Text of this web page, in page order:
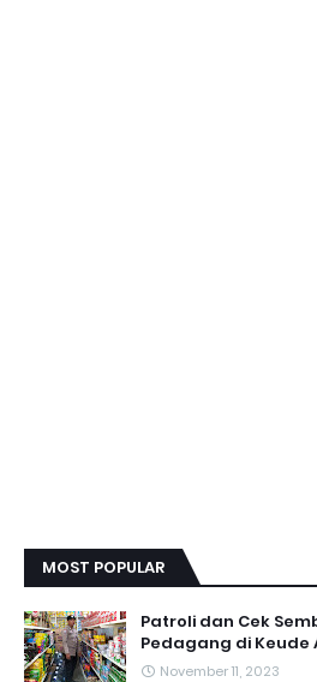
MOST POPULAR
Patroli dan Cek
Pedagang di Keude
November 11, 2023